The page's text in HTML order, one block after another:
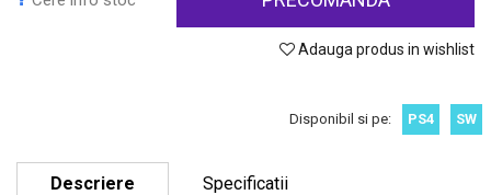
Adauga produs in wishlist
Disponibil si pe: PS4 SW
Descriere Specificatii